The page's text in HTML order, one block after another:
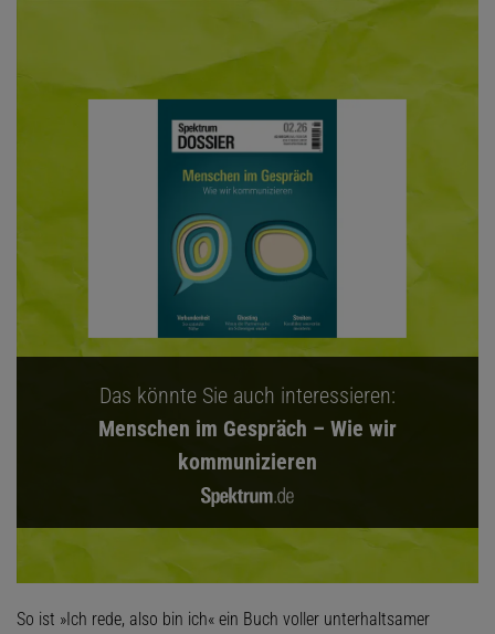
Das könnte Sie auch interessieren:
Menschen im Gespräch – Wie wir
kommunizieren
So ist »Ich rede, also bin ich« ein Buch voller unterhaltsamer